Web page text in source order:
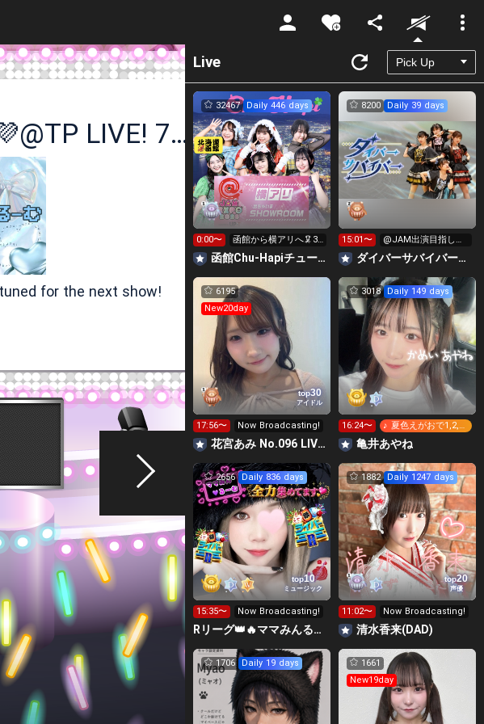
Unmute
みうののんびりるーむ👾💜@TP LIVE! 7月18日
for the next show!
Live
32467 Daily 446 days
0:00〜
函館から横アリへ🦑33
0万pt目標！キラ星
求！
函館Chu-Hapiチューハピ🌈
8200 Daily 39 days
15:01〜
@JAM出演目指して
イベント挑戦中！
‪ダイバーサバイバー【公式】
top30
アイドル
6195
New20day
17:56〜 Now Broadcasting!
花宮あみ No.096 LIVEPLANET新アイドルAD
3018 Daily 149 days
16:24〜
♪ 夏色えがおで1,2,J
ump!
亀井あやね
top10
ミュージック
2656 Daily 836 days
15:35〜 Now Broadcasting!
Rリーグ👑🔥ママみんるーむ💁‍♀️💜
top20
声優
1882 Daily 1247 days
11:02〜 Now Broadcasting!
清水香来(DAD)
1706 Daily 19 days
1661
New19day